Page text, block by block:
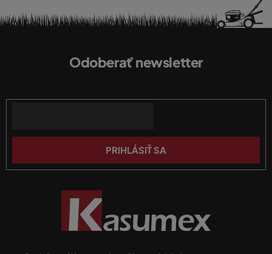
c
i
p
r
k
ý
p
i
t
Odoberať newsletter
PRIHLÁSIŤ SA